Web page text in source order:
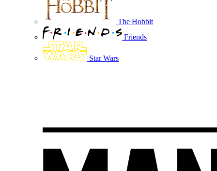
The Hobbit
Friends
Star Wars